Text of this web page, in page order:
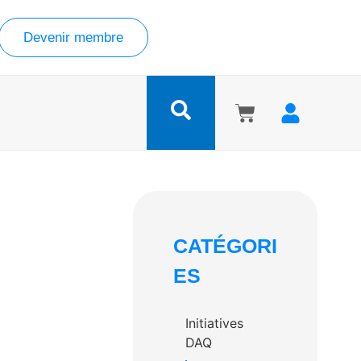
Devenir membre
CATÉGORI
ES
Initiatives
DAQ